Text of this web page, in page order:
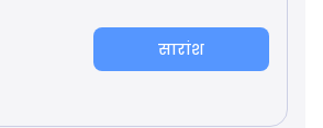
सारांश